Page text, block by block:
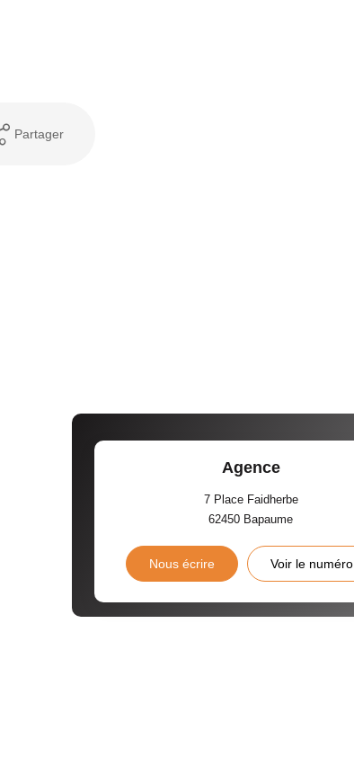
Partager
Agence
7 Place Faidherbe
62450 Bapaume
Nous écrire Voir le numéro